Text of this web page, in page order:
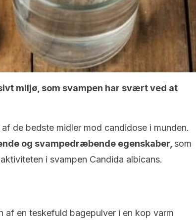
miljø, som svampen har svært ved at
af de bedste midler mod candidose i munden.
og svampedræbende egenskaber, som
i svampen Candida albicans.
af en teskefuld bagepulver i en kop varm